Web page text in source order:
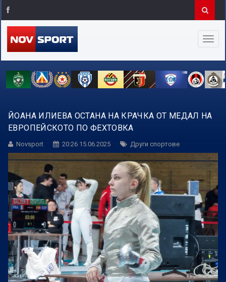
ЙОАНА ИЛИЕВА ОСТАНА НА КРАЧКА ОТ МЕДАЛ НА
ЕВРОПЕЙСКОТО ПО ФЕХТОВКА
Novsport 20:26 15.06.2025 Други спортове